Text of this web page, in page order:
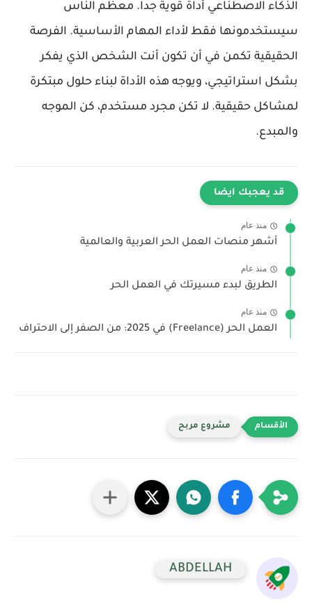
الذكاء الاصطناعي أداة قوية جداً. معظم الناس
سيستخدمونها فقط لأداء المهام الأساسية. الفرصة
الحقيقية تكمن في أن تكون أنت الشخص الذي يفكر
بشكل استراتيجي، ويوجه هذه الأداة لبناء حلول مبتكرة
لمشاكل حقيقية. لا تكن مجرد مستخدم، كن الموجه
والمبدع.
قد يعجبك ايضا
منذ عام
أشهر منصات العمل الحر العربية والعالمية
منذ عام
الطريق لبدء مسيرتك في العمل الحر
منذ عام
العمل الحر (Freelance) في 2025: من الصفر إلى الاحتراف
مشروع مربح
ABDELLAH